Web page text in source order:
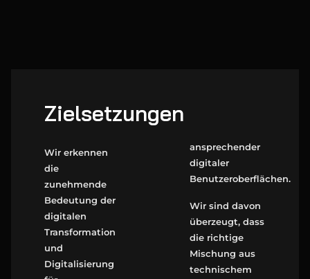
Zielsetzungen
Wir erkennen
die
zunehmende
Bedeutung der
digitalen
Transformation
und
Digitalisierung
ansprechender
digitaler
Benutzeroberflächen.
Wir sind davon
überzeugt, dass
die richtige
Mischung aus
technischem